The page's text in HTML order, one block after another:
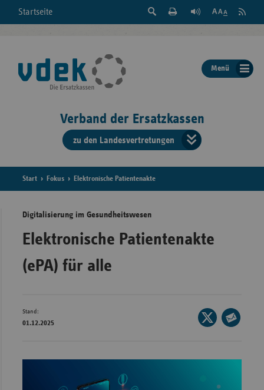
Startseite
Suche
der
Seite
Feed
Menü
Verband der Ersatzkassen
zu den Landesvertretungen
der
Berlin/
Start Fokus Elektronische Patientenakte
Digitalisierung im Gesundheitswesen
Elektronische Patientenakte
(ePA) für alle
Stand:
01.12.2025
Seite
auf
E-